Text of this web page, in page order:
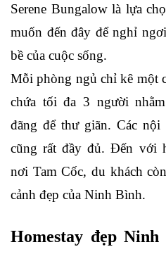
Serene Bungalow là lựa
muốn đến đây để nghỉ
bề của cuộc sống.
Mỗi phòng ngủ chỉ kê một
chứa tối đa 3 người
đãng để thư giãn. Các
cũng rất đầy đủ. Đến với
nơi Tam Cốc, du khách
cảnh đẹp của Ninh Bình.
Homestay đẹp